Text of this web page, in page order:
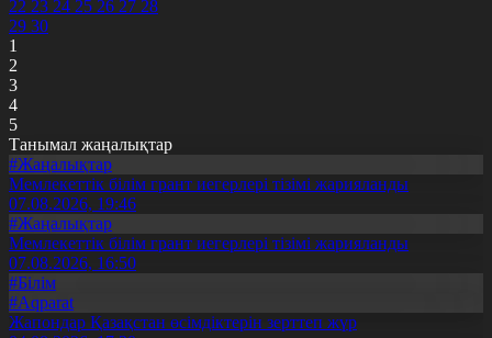
22 23 24 25 26 27 28
29 30
1
2
3
4
5
Танымал жаңалықтар
#Жаңалықтар
Мемлекеттік білім грант иегерлері тізімі жарияланды
07.08.2026, 19:46
#Жаңалықтар
Мемлекеттік білім грант иегерлері тізімі жарияланды
07.08.2026, 16:50
#Білім
#Aqparat
Жапондар Қазақстан өсімдіктерін зерттеп жүр